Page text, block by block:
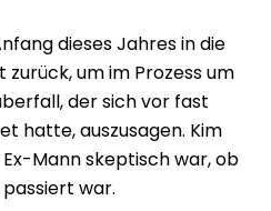
dieses Jahres in die
um im Prozess um
der sich vor fast
hatte, auszusagen. Kim
Mann skeptisch war, ob
war.